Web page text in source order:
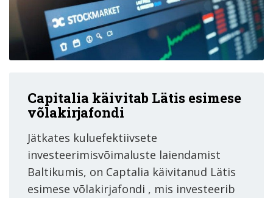
Capitalia käivitab Lätis esimese
võlakirjafondi
Jätkates kuluefektiivsete
investeerimisvõimaluste laiendamist
Baltikumis, on Captalia käivitanud Lätis
esimese võlakirjafondi , mis investeerib